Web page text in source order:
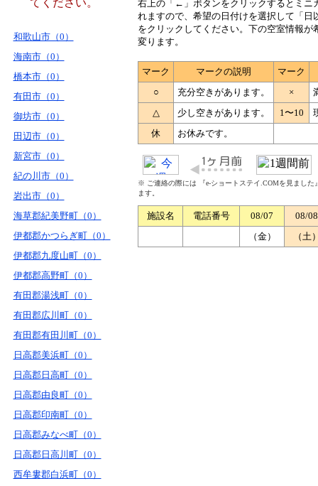
てください。
和歌山市（0）
海南市（0）
橋本市（0）
有田市（0）
御坊市（0）
田辺市（0）
新宮市（0）
紀の川市（0）
岩出市（0）
海草郡紀美野町（0）
伊都郡かつらぎ町（0）
伊都郡九度山町（0）
伊都郡高野町（0）
有田郡湯浅町（0）
有田郡広川町（0）
有田郡有田川町（0）
日高郡美浜町（0）
日高郡日高町（0）
日高郡由良町（0）
日高郡印南町（0）
日高郡みなべ町（0）
日高郡日高川町（0）
西牟婁郡白浜町（0）
右 上の「←」ボタンをクリックするとミニ
れますので、希望の日付けを選択して「日
をクリックしてください。下の空室情報が
変ります。
マーク マークの説明
マーク
○
充分空きがあります。 ×
△
少し空きがあります。 1〜10
休
お休みです。
※ ご連絡の際には 『e-ショートステイ.COMを見まし
ます。
施設名 電話番号 08/07
08/08
（金）
（土